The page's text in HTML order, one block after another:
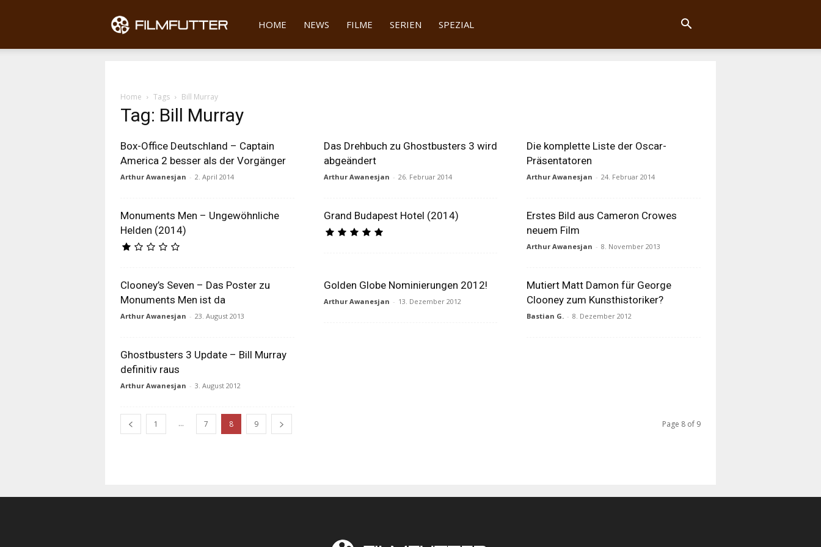
Filmfutter
HOME NEWS FILME SERIEN SPEZIAL
Home Tags Bill Murray
Tag: Bill Murray
Box-Office Deutschland – Captain
America 2 besser als der Vorgänger
Arthur Awanesjan - 2. April 2014
Das Drehbuch zu Ghostbusters 3 wird
abgeändert
Arthur Awanesjan - 26. Februar 2014
Die komplette Liste der Oscar-
Präsentatoren
Arthur Awanesjan - 24. Februar 2014
Monuments Men – Ungewöhnliche
Helden (2014)
Grand Budapest Hotel (2014)
Erstes Bild aus Cameron Crowes
neuem Film
Arthur Awanesjan - 8. November 2013
Clooney’s Seven – Das Poster zu
Monuments Men ist da
Arthur Awanesjan - 23. August 2013
Golden Globe Nominierungen 2012!
Arthur Awanesjan - 13. Dezember 2012
Mutiert Matt Damon für George
Clooney zum Kunsthistoriker?
Bastian G. - 8. Dezember 2012
Ghostbusters 3 Update – Bill Murray
definitiv raus
Arthur Awanesjan - 3. August 2012
1 ... 7 8 9 Page 8 of 9